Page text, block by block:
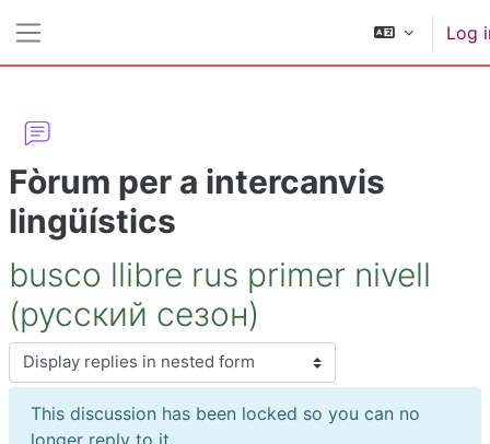
Log
Fòrum per a intercanvis
lingüístics
busco llibre rus primer nivell
(русский сезон)
Display mode
This discussion has been locked so you can no
longer reply to it.